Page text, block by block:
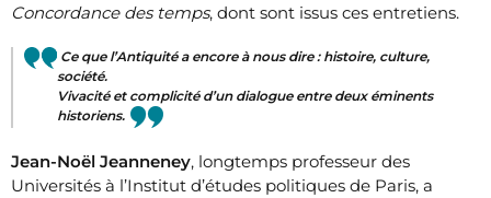
Concordance des temps, dont sont issus ces entretiens.
Ce que l’Antiquité a encore à nous dire : histoire, culture,
société.
Vivacité et complicité d’un dialogue entre deux éminents
historiens.
Jean-Noël Jeanneney, longtemps professeur des
Universités à l’Institut d’études politiques de Paris, a